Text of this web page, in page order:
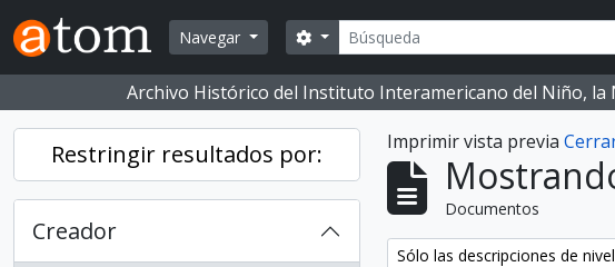
Skip to main content
Navegar
Buscar
Opciones de búsqueda
Archivo Histórico del Instituto Interamericano del Niño, la
Restringir resultados por:
Creador
Imprimir vista previa
Documentos
Eliminar filtro:
Sólo las descripciones de